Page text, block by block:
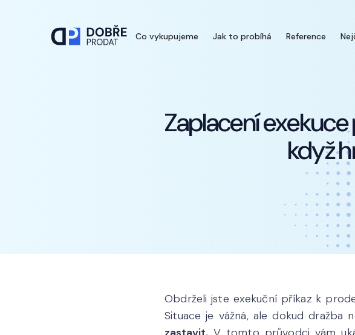
Co vykupujeme Jak to probíhá Reference
Zaplacení
když
Obdrželi jste exekuční příkaz k
Situace je vážná, ale dokud dražba